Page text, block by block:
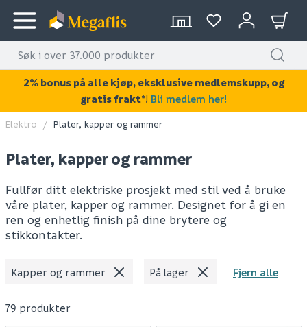
Elektro Plater, kapper og rammer
Plater, kapper og rammer
Fullfør ditt elektriske prosjekt med stil ved å bruke
våre plater, kapper og rammer. Designet for å gi en
ren og enhetlig finish på dine brytere og
stikkontakter.
Kapper og rammer På lager Fjern alle
79 produkter
2% bonus på alle kjøp, eksklusive medlemskupp, og
gratis frakt*! Bli medlem her!